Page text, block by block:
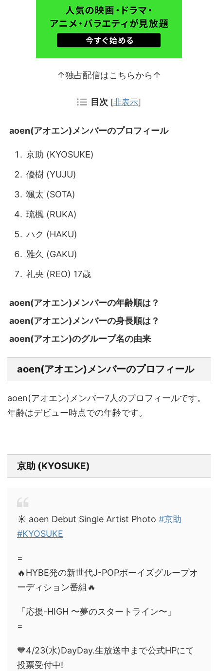
↑独占配信はこちらから↑
目次 [非表示]
aoen(アオエン)メンバーのプロフィール
京助 (KYOSUKE)
優樹 (YUJU)
颯太 (SOTA)
琉楓 (RUKA)
ハク (HAKU)
雅久 (GAKU)
礼央 (REO) 17歳
aoen(アオエン)メンバーの年齢順は？
aoen(アオエン)メンバーの身長順は？
aoen(アオエン)のグループ名の由来
aoen(アオエン)メンバーのプロフィール
aoen(アオエン)メンバー7人のプロフィールです。
年齢はデビュー時点での年齢です。
京助 (KYOSUKE)
☀️ aoen Debut Single Artist Photo #京助
#KYOSUKE
=
🔥HYBE発の新世代J-POPボーイズグループオ
ーディション番組🔥
「応援-HIGH 〜夢のスタートライン〜」
=
💙4/23(水)DayDay.生放送中まで公式HPにて
投票受付中!